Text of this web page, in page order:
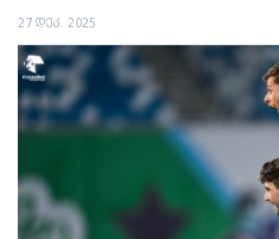
27 დეკ. 2025